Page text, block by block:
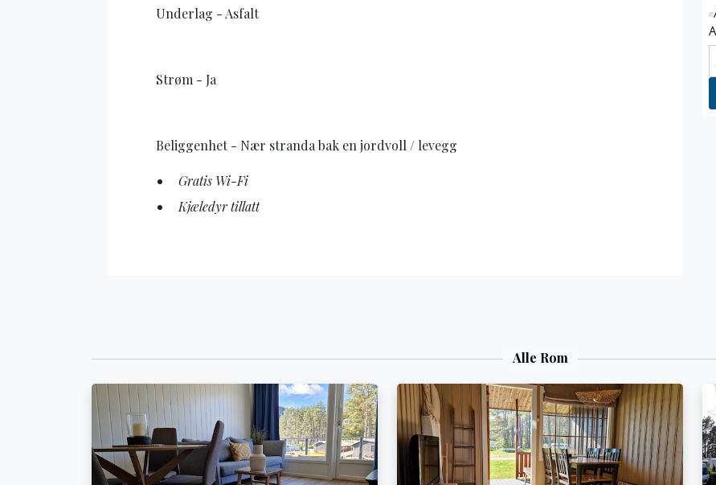
Underlag - Asfalt
Strøm - Ja
Beliggenhet - Nær stranda bak en jordvoll / levegg
Gratis Wi-Fi
Kjæledyr tillatt
Alle Rom